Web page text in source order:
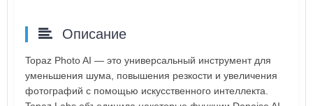
Описание
Topaz Photo AI — это универсальный инструмент для
уменьшения шума, повышения резкости и увеличения
фотографий с помощью искусственного интеллекта.